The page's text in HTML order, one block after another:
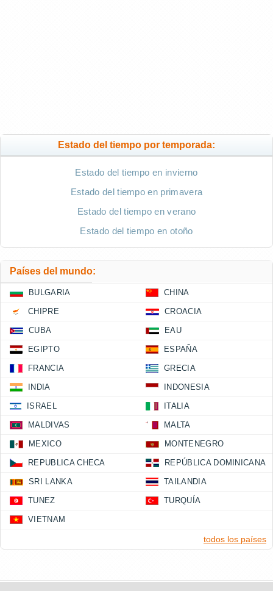
Estado del tiempo por temporada:
Estado del tiempo en invierno
Estado del tiempo en primavera
Estado del tiempo en verano
Estado del tiempo en otoño
Países del mundo:
BULGARIA CHINA
CHIPRE CROACIA
CUBA EAU
EGIPTO ESPAÑA
FRANCIA GRECIA
INDIA INDONESIA
ISRAEL ITALIA
MALDIVAS MALTA
MEXICO MONTENEGRO
REPUBLICA CHECA REPÚBLICA DOMINICANA
SRI LANKA TAILANDIA
TUNEZ TURQUÍA
VIETNAM
todos los países